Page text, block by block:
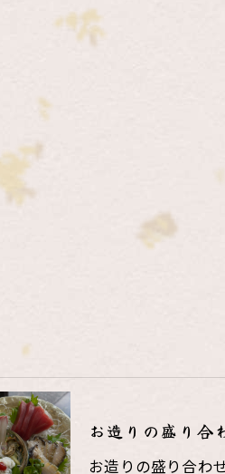
お造りの盛り合
お造りの盛り合わ